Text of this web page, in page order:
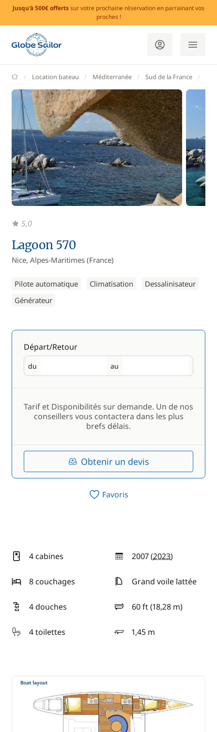
Jusqu'à 500€ offertssur votre prochaine réservation en parrainant vos
proches !
GlobeSailor
Location bateau Méditerranée Sud de la France
Lagoon 570
Nice, Alpes-Maritimes (France)
Pilote automatique Climatisation
Dessalinisateur
Générateur
5,0
Départ/Retour
du
Départ au
Retour
Tarif et Disponibilités sur demande. Un de nos
conseillers vous contactera dans les plus
brefs délais.
Obtenir un devis
Favoris
4 cabines 2007 (2023)
année
8 couchages
Grand voile lattée
4 douches 60 ft (18,28 m)
longueur
4 toilettes
1,45 m
tirant d'eau